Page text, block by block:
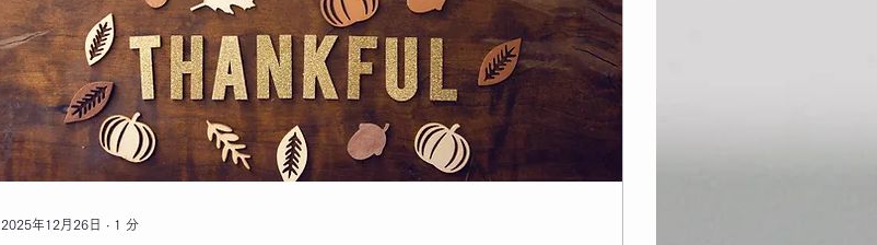
2025年12月26日 ∙ 1 分